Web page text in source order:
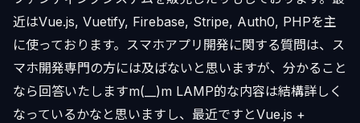
近はVue.js, Vuetify, Firebase, Stripe, Auth0, PHPを主
に使っております。スマホアプリ開発に関する質問は、ス
マホ開発専門の方には及ばないと思いますが、分かること
なら回答いたしますm(__)m LAMP的な内容は結構詳しく
なっているかなと思いますし、最近ですとVue.js +